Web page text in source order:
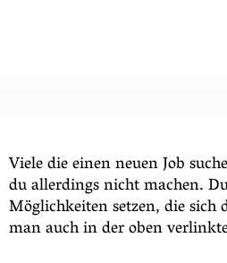
Viele die einen neuen Job
du allerdings nicht machen.
Möglichkeiten setzen, die
man auch in der oben